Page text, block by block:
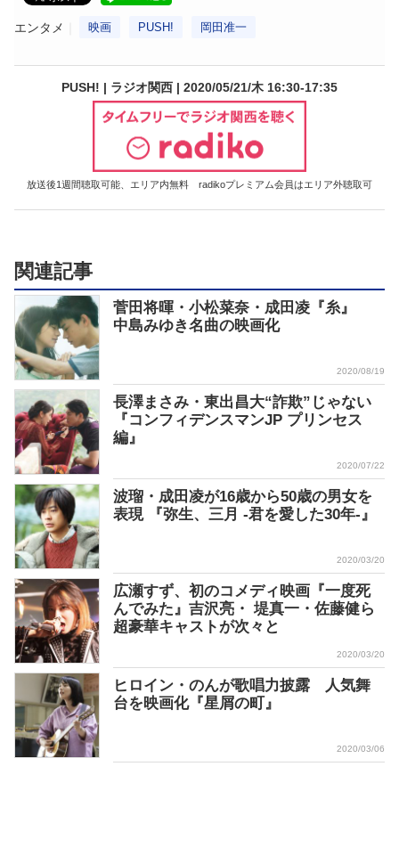
エンタメ 映画 PUSH! 岡田准一
PUSH! | ラジオ関西 | 2020/05/21/木 16:30-17:35
放送後1週間聴取可能、エリア内無料 radikoプレミアム会員はエリア外聴取可
関連記事
菅田将暉・小松菜奈・成田凌『糸』
中島みゆき名曲の映画化
2020/08/19
長澤まさみ・東出昌大“詐欺”じゃない
『コンフィデンスマンJP プリンセス
編』
2020/07/22
波瑠・成田凌が16歳から50歳の男女を
表現 『弥生、三月 -君を愛した30年-』
2020/03/20
広瀬すず、初のコメディ映画『一度死
んでみた』吉沢亮・ 堤真一・佐藤健ら
超豪華キャストが次々と
2020/03/20
ヒロイン・のんが歌唱力披露 人気舞
台を映画化『星屑の町』
2020/03/06